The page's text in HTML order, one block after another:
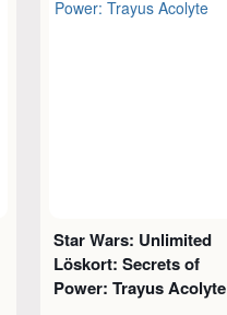
Star Wars: Unlimited
Löskort: Secrets of
Power: Trayus Acolyte